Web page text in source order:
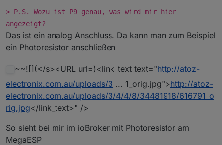
> P.S. Wozu ist P9 genau, was wird mir hier
angezeigt?
Das ist ein analog Anschluss. Da kann man zum Beispiel
ein Photoresistor anschließen
~~![](</s><URL url=)<link_text text="http://atoz-
electronix.com.au/uploads/3 ... 1_orig.jpg">http://atoz-
electronix.com.au/uploads/3/4/4/8/34481918/616791_o
rig.jpg</link_text>" />
So sieht bei mir im ioBroker mit Photoresistor am
MegaESP